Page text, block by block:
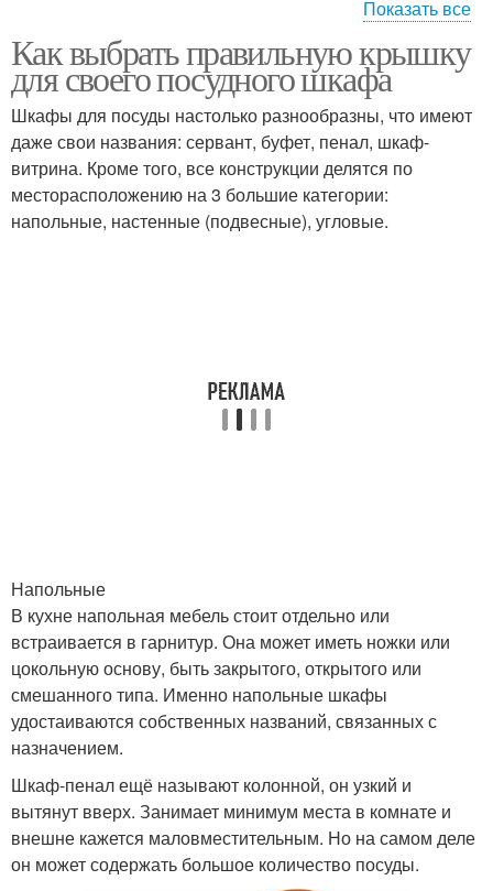
Крышка с силиконовым
ободком
Показать все
Как выбрать правильную крышку
для своего посудного шкафа
Шкафы для посуды настолько разнообразны, что имеют
даже свои названия: сервант, буфет, пенал, шкаф-
витрина. Кроме того, все конструкции делятся по
месторасположению на 3 большие категории:
напольные, настенные (подвесные), угловые.
Напольные
В кухне напольная мебель стоит отдельно или
встраивается в гарнитур. Она может иметь ножки или
цокольную основу, быть закрытого, открытого или
смешанного типа. Именно напольные шкафы
удостаиваются собственных названий, связанных с
назначением.
Шкаф-пенал ещё называют колонной, он узкий и
вытянут вверх. Занимает минимум места в комнате и
внешне кажется маловместительным. Но на самом деле
он может содержать большое количество посуды.